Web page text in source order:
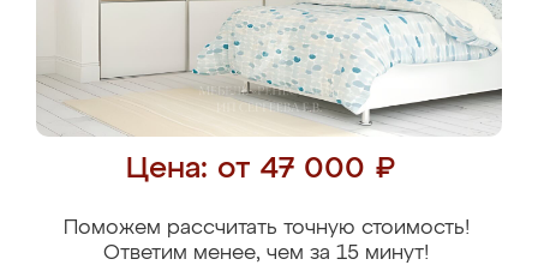
Цена: от 47 000 ₽
Поможем рассчитать точную стоимость!
Ответим менее, чем за 15 минут!